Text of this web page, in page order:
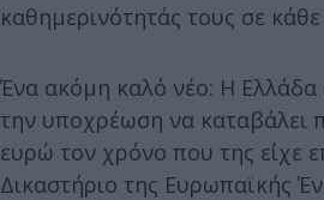
καθημερινότητάς τους σε
Ένα ακόμη καλό νέο: Η Ελλάδα
την υποχρέωση να καταβάλει
ευρώ τον χρόνο που της είχε
Δικαστήριο της Ευρωπαϊκής